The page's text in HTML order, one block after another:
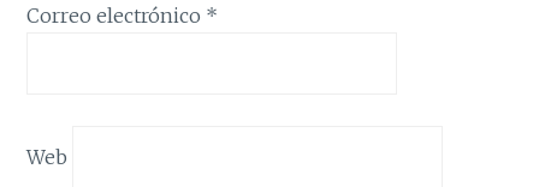
Correo electrónico *
Web